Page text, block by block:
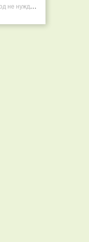
Горжусь тем, что моя семья круглый год не нуждается в покупных витаминах